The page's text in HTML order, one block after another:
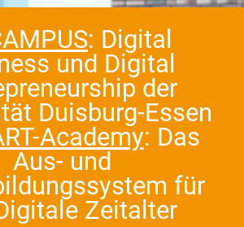
: Digital
und Digital
der
Duisburg-Essen
Academy: Das
Aus- und
für
Zeitalter